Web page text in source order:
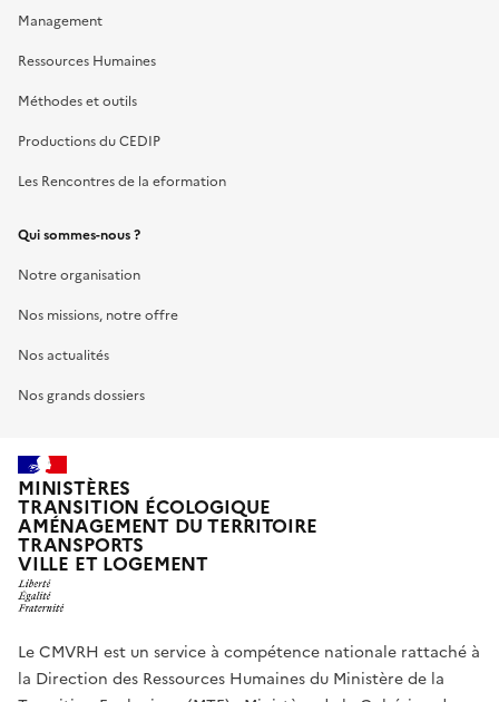
Management
Ressources Humaines
Méthodes et outils
Productions du CEDIP
Les Rencontres de la eformation
Qui sommes-nous ?
Notre organisation
Nos missions, notre offre
Nos actualités
Nos grands dossiers
MINISTÈRES
TRANSITION ÉCOLOGIQUE
AMÉNAGEMENT DU TERRITOIRE
TRANSPORTS
VILLE ET LOGEMENT
Le CMVRH est un service à compétence nationale rattaché à
la Direction des Ressources Humaines du Ministère de la